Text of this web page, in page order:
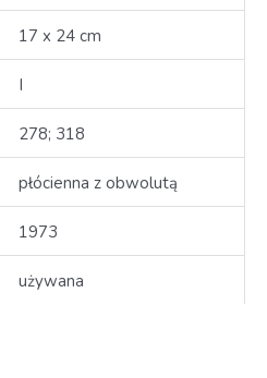
17 x 24 cm
I
278; 318
płócienna z obwolutą
1973
używana